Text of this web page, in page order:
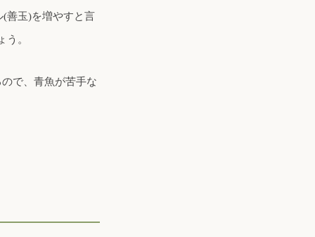
善玉)を増やすと言
。
で、青魚が苦手な